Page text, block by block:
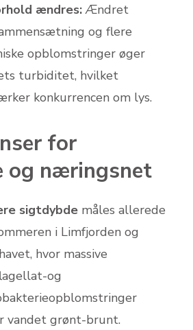
ændres:Ændret
og flere
opblomstringer øger
turbiditet, hvilket
konkurrencen om lys.
for
og næringsnet
sigtdybde måles allerede
i Limfjorden og
hvor massive
og
vandet grønt-brunt.